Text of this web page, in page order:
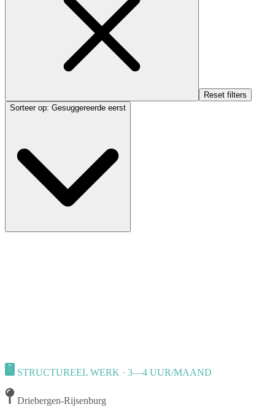
Reset filters
Sorteer op: Gesuggereerde eerst
STRUCTUREEL WERK · 3—4 UUR/MAAND
Driebergen-Rijsenburg